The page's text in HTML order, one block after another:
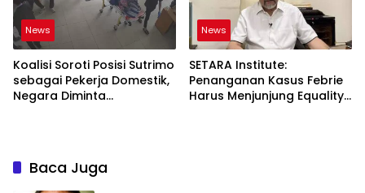
News
Koalisi Soroti Posisi Sutrimo
sebagai Pekerja Domestik,
Negara Diminta
News
SETARA Institute:
Penanganan Kasus Febrie
Harus Menjunjung Equality
Baca Juga